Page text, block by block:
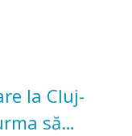
la Cluj-
să